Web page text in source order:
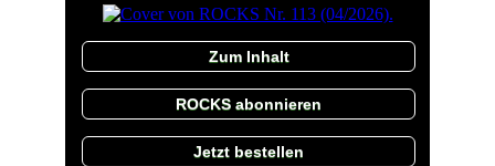
Zum Inhalt
ROCKS abonnieren
Jetzt bestellen